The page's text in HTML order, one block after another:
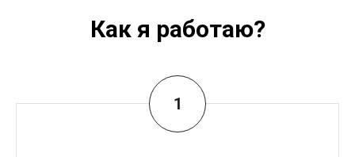
Как я работаю?